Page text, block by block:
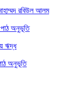
রবিউল আলম
অনুভূতি
ঋদ্ধ
অনুভূতি